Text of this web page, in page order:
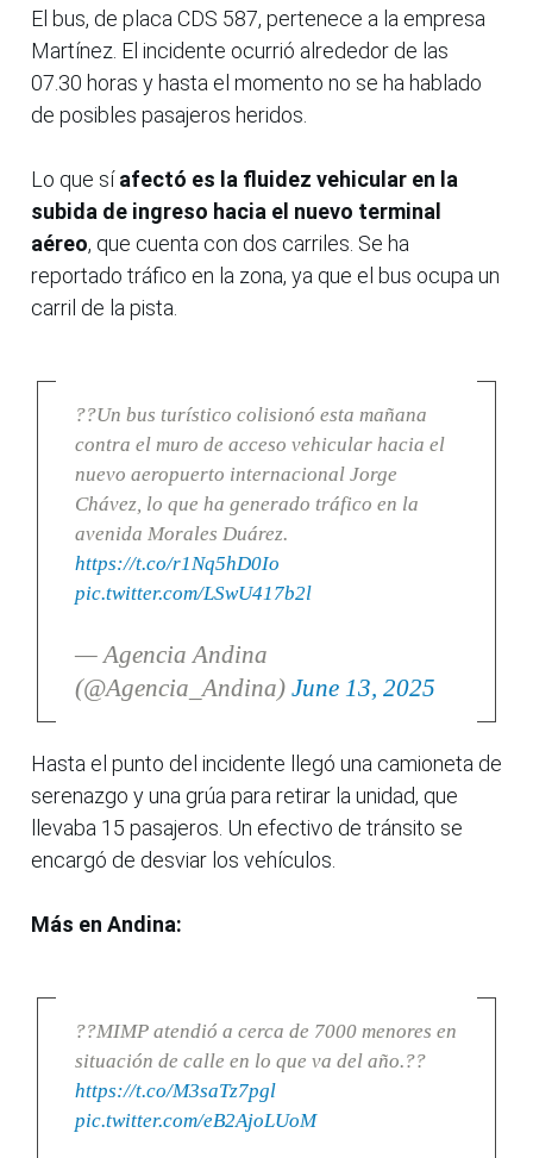
El bus, de placa CDS 587, pertenece a la empresa
Martínez. El incidente ocurrió alrededor de las
07.30 horas y hasta el momento no se ha hablado
de posibles pasajeros heridos.
Lo que síafectó es la fluidez vehicular en la
subida de ingreso hacia el nuevo terminal
aéreo, que cuenta con dos carriles. Se ha
reportado tráfico en la zona, ya que el bus ocupa un
carril de la pista.
??Un bus turístico colisionó esta mañana
contra el muro de acceso vehicular hacia el
nuevo aeropuerto internacional Jorge
Chávez, lo que ha generado tráfico en la
avenida Morales Duárez.
https://t.co/r1Nq5hD0Io
pic.twitter.com/LSwU417b2l
— Agencia Andina
(@Agencia_Andina) June 13, 2025
Hasta el punto del incidente llegó una camioneta de
serenazgo y una grúa para retirar la unidad, que
llevaba 15 pasajeros. Un efectivo de tránsito se
encargó de desviar los vehículos.
Más en Andina:
??MIMP atendió a cerca de 7000 menores en
situación de calle en lo que va del año.??
https://t.co/M3saTz7pgl
pic.twitter.com/eB2AjoLUoM